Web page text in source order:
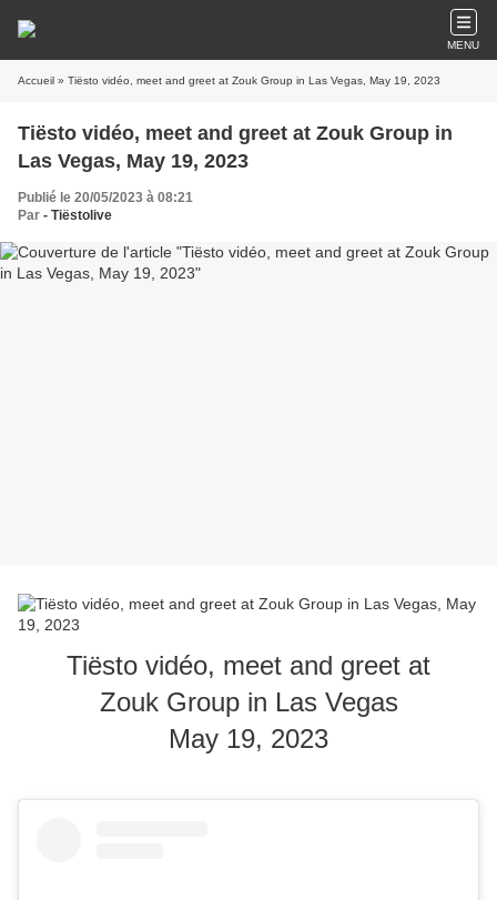
MENU
Accueil » Tiësto vidéo, meet and greet at Zouk Group in Las Vegas, May 19, 2023
Tiësto vidéo, meet and greet at Zouk Group in
Las Vegas, May 19, 2023
Publié le 20/05/2023 à 08:21
Par - Tiëstolive
Tiësto vidéo, meet and greet at
Zouk Group in Las Vegas
May 19, 2023